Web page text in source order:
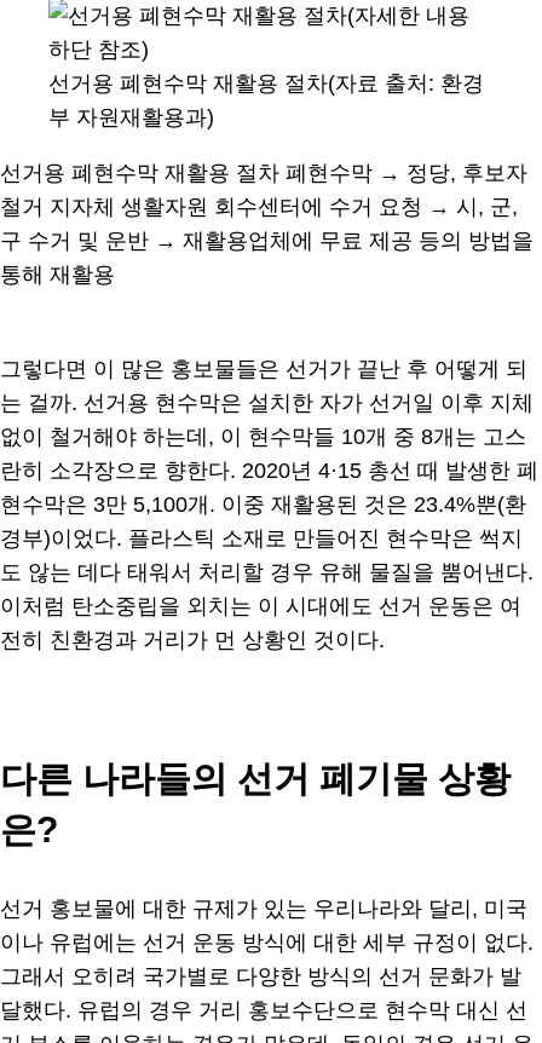
선거용 폐현수막 재활용 절차(자료 출처: 환경
부 자원재활용과)
선거용 폐현수막 재활용 절차 폐현수막 → 정당, 후보자
철거 지자체 생활자원 회수센터에 수거 요청 → 시, 군,
구 수거 및 운반 → 재활용업체에 무료 제공 등의 방법을
통해 재활용
그렇다면 이 많은 홍보물들은 선거가 끝난 후 어떻게 되
는 걸까. 선거용 현수막은 설치한 자가 선거일 이후 지체
없이 철거해야 하는데, 이 현수막들 10개 중 8개는 고스
란히 소각장으로 향한다. 2020년 4·15 총선 때 발생한 폐
현수막은 3만 5,100개. 이중 재활용된 것은 23.4%뿐(환
경부)이었다. 플라스틱 소재로 만들어진 현수막은 썩지
도 않는 데다 태워서 처리할 경우 유해 물질을 뿜어낸다.
이처럼 탄소중립을 외치는 이 시대에도 선거 운동은 여
전히 친환경과 거리가 먼 상황인 것이다.
다른 나라들의 선거 폐기물 상황
은?
선거 홍보물에 대한 규제가 있는 우리나라와 달리, 미국
이나 유럽에는 선거 운동 방식에 대한 세부 규정이 없다.
그래서 오히려 국가별로 다양한 방식의 선거 문화가 발
달했다. 유럽의 경우 거리 홍보수단으로 현수막 대신 선